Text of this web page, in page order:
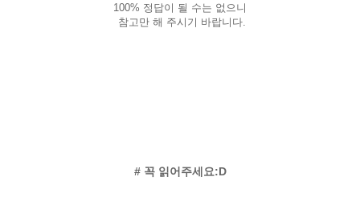
100% 정답이 될 수는 없으니
참고만 해 주시기 바랍니다.
# 꼭 읽어주세요:D